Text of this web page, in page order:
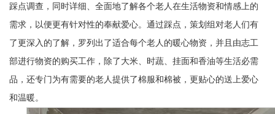
踩点调查，同时详细、全面地了解各个老人在生活物资和情感上的
需求，以便更有针对性的奉献爱心。通过踩点，策划组对老人们有
了更深入的了解，罗列出了适合每个老人的暖心物资，并且由志工
部进行物资的购买工作，除了大米、时蔬、挂面和香油等生活必需
品，还专门为有需要的老人提供了棉服和棉被，更贴心的送上爱心
和温暖。